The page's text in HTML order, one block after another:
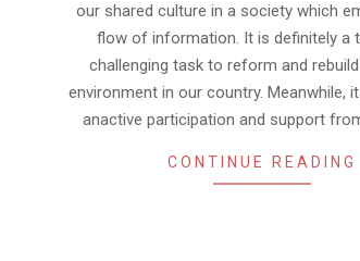
our shared culture in a society which
flow of information. It is definitely a
challenging task to reform and
environment in our country. Meanwhile,
anactive participation and support
CONTINUE READING